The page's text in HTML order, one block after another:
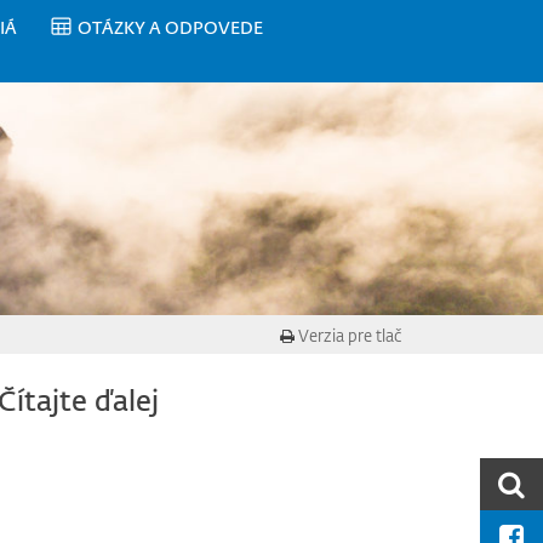
OTÁZKY A ODPOVEDE
Verzia pre tlač
ďalej